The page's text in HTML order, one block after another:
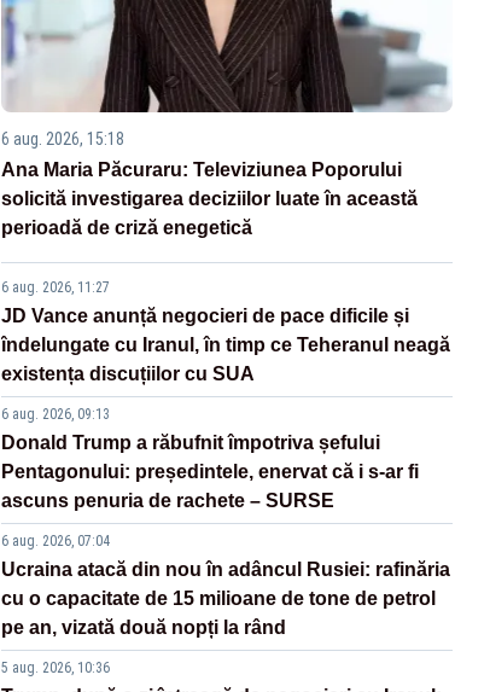
6 aug. 2026, 15:18
Ana Maria Păcuraru: Televiziunea Poporului
solicită investigarea deciziilor luate în această
perioadă de criză enegetică
6 aug. 2026, 11:27
JD Vance anunță negocieri de pace dificile și
îndelungate cu Iranul, în timp ce Teheranul neagă
existența discuțiilor cu SUA
6 aug. 2026, 09:13
Donald Trump a răbufnit împotriva șefului
Pentagonului: președintele, enervat că i s-ar fi
ascuns penuria de rachete – SURSE
6 aug. 2026, 07:04
Ucraina atacă din nou în adâncul Rusiei: rafinăria
cu o capacitate de 15 milioane de tone de petrol
pe an, vizată două nopți la rând
5 aug. 2026, 10:36